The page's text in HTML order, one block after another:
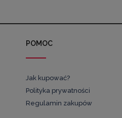
POMOC
Jak kupować?
Polityka prywatności
Regulamin zakupów